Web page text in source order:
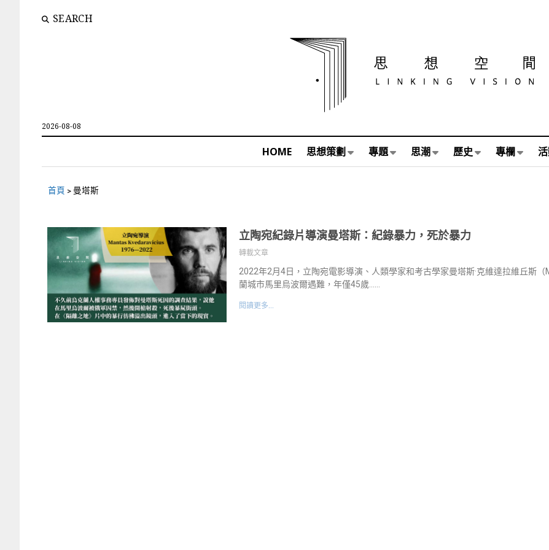
SEARCH
2026-08-08
HOME 思想策劃 專題 思潮 歷史 專欄
首頁 > 曼塔斯
立陶宛紀錄片導演曼塔斯：紀錄暴力，死於暴力
轉載文章
2022年2月4日，立陶宛電影導演、人類學家和考古學家曼塔斯·克維達拉維丘斯
蘭城市馬里烏波爾遇難，年僅45歲……
閱讀更多...